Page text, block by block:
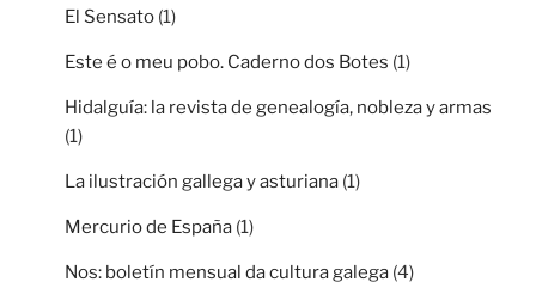
El Sensato (1)
Este é o meu pobo. Caderno dos Botes (1)
Hidalguía: la revista de genealogía, nobleza y armas
(1)
La ilustración gallega y asturiana (1)
Mercurio de España (1)
Nos: boletín mensual da cultura galega (4)